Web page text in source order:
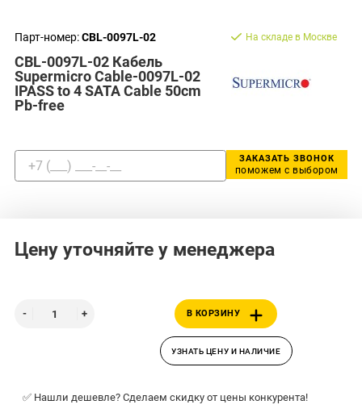
Парт-номер:CBL-0097L-02
CBL-0097L-02 Кабель
Supermicro Cable-0097L-02
IPASS to 4 SATA Cable 50cm
Pb-free
На складе в Москве
ЗАКАЗАТЬ ЗВОНОК
поможем с выбором
Цену уточняйте у менеджера
В КОРЗИНУ
УЗНАТЬ ЦЕНУ И НАЛИЧИЕ
✅ Нашли дешевле? Сделаем скидку от цены конкурента!